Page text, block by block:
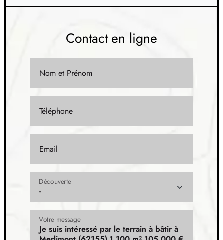
À SEMPY (62)
41 800 €
14/25
84 980 €
15/25
TERRAINÀ SORRUS (62)
16
TERRAINÀ SORRUS (62)
89 000 €
TERRAINÀ SORRUS (62)
69 000 €
Contact en ligne
Nom et Prénom
Téléphone
Email
Découverte
Votre message